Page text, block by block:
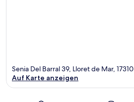
Senia Del Barral 39, Lloret de Mar, 17310
Auf Karte anzeigen